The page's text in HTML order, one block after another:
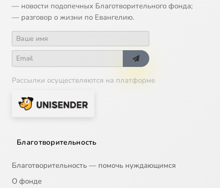
17 O Tebe Raduetsya
18 Elitzi vo Hrista Krestitesya (Morfov)
— новости подопечных Благотворительного фонда;
— разговор о жизни по Евангелию.
Рассылки осуществляются на платформе
Благотворительность
Благотворительность — помочь нуждающимся
О фонде